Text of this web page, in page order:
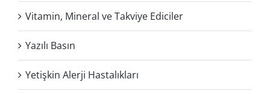
Vitamin, Mineral ve Takviye Ediciler
Yazılı Basın
Yetişkin Alerji Hastalıkları